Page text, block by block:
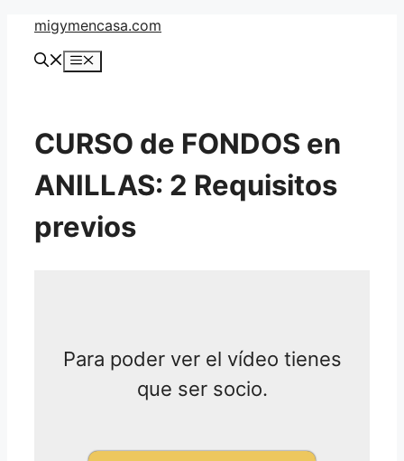
Saltar
contenido
migymencasa.com
Menú
CURSO de FONDOS en
ANILLAS: 2 Requisitos
previos
Para poder ver el vídeo tienes
que ser socio.